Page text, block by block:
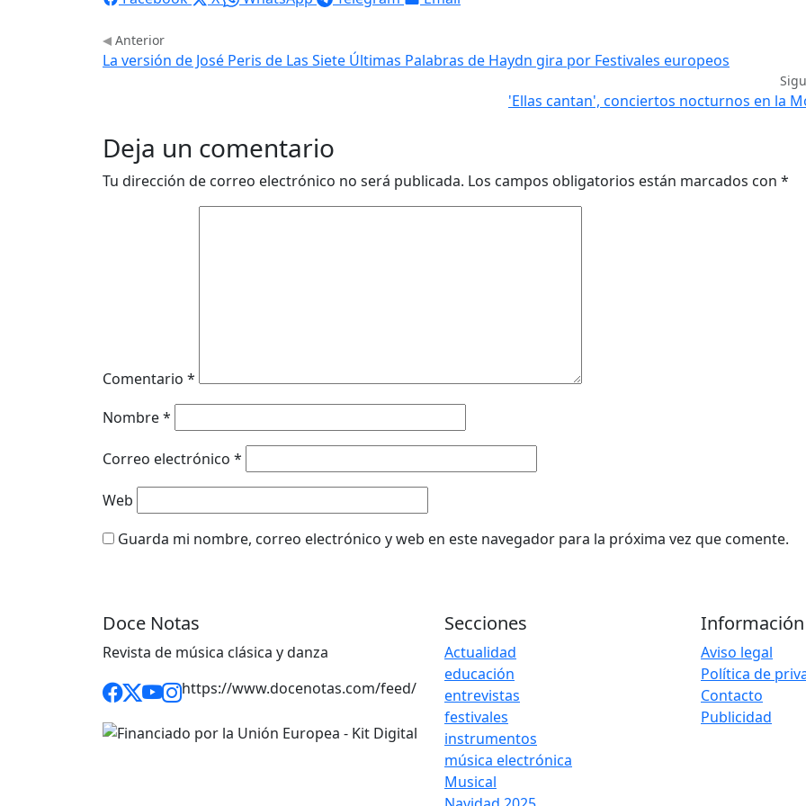
Anterior
La versión de José Peris de Las Siete Últimas Palabras de Haydn gira por Festivales europeos
'Ellas cantan', conciertos nocturnos en la
Deja un comentario
Tu dirección de correo electrónico no será publicada. Los campos obligatorios están marcados con *
Comentario *
Nombre*
Correo electrónico *
Web
Guarda mi nombre, correo electrónico y web en este navegador para la próxima vez que comente.
Doce Notas
Revista de música clásica y danza
https://www.docenotas.com/feed/
Secciones
Actualidad
educación
entrevistas
festivales
instrumentos
música electrónica
Musical
Información
Aviso legal
Política de
Contacto
Publicidad